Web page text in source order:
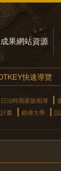
成果網站資源
快速導覽
日治時期家族相簿
畫 銘傳大學